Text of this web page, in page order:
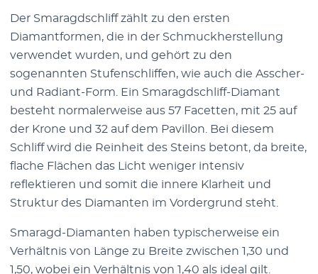
Der Smaragdschliff zählt zu den ersten
Diamantformen, die in der Schmuckherstellung
verwendet wurden, und gehört zu den
sogenannten Stufenschliffen, wie auch die Asscher-
und Radiant-Form. Ein Smaragdschliff-Diamant
besteht normalerweise aus 57 Facetten, mit 25 auf
der Krone und 32 auf dem Pavillon. Bei diesem
Schliff wird die Reinheit des Steins betont, da breite,
flache Flächen das Licht weniger intensiv
reflektieren und somit die innere Klarheit und
Struktur des Diamanten im Vordergrund steht.
Smaragd-Diamanten haben typischerweise ein
Verhältnis von Länge zu Breite zwischen 1,30 und
1,50, wobei ein Verhältnis von 1,40 als ideal gilt.